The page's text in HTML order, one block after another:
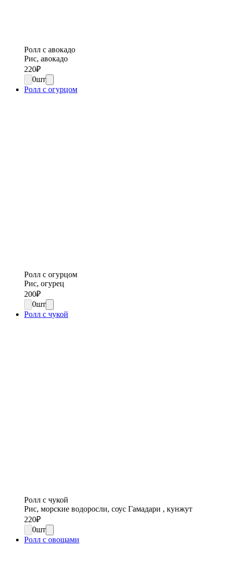
Ролл с авокадо
Рис, авокадо
220₽
0шт
Ролл с огурцом
Ролл с огурцом
Рис, огурец
200₽
0шт
Ролл с чукой
Ролл с чукой
Рис, морские водоросли, соус Гамадари , кунжут
220₽
0шт
Ролл с овощами